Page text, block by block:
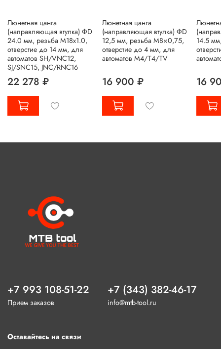
Люнетная цанга
(направляющая втулка) ΦD
24.0 мм, резьба M18x1.0,
отверстие до 14 мм, для
автоматов SH/VNC12,
SJ/SNC15, JNC/RNC16
22 278 ₽
Люнетная цанга
(направляющая втулка) ΦD
12,5 мм, резьба M8×0,75,
отверстие до 4 мм, для
автоматов M4/T4/TV
16 900 ₽
14.5
16
+7 993 108-51-22
Прием заказов
+7 (343) 382-46-17
info@mtb-tool.ru
Оставайтесь на связи